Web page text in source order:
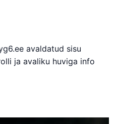
avaldatud sisu
ja avaliku huviga info